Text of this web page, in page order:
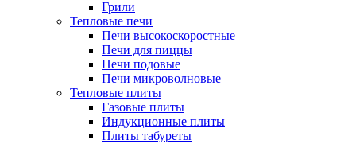
Грили
Тепловые печи
Печи высокоскоростные
Печи для пиццы
Печи подовые
Печи микроволновые
Тепловые плиты
Газовые плиты
Индукционные плиты
Плиты табуреты